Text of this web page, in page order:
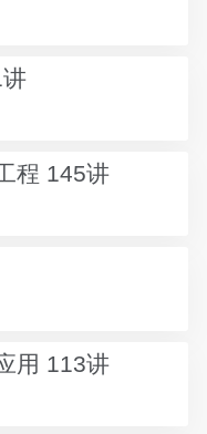
程 145讲
用 113讲